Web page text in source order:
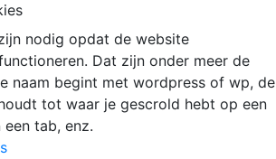
nodig opdat de website
Dat zijn onder meer de
naam begint met wordpress of wp, de
tot waar je gescrold hebt op een
tab, enz.